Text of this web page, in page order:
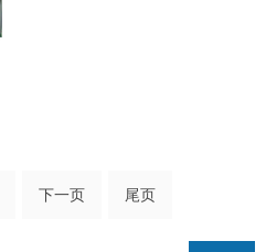
下一页 尾页